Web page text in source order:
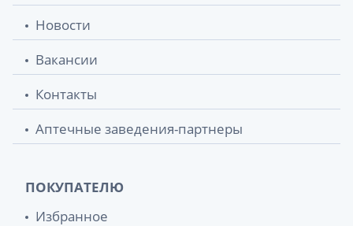
Новости
Вакансии
Контакты
Аптечные заведения-партнеры
ПОКУПАТЕЛЮ
Избранное